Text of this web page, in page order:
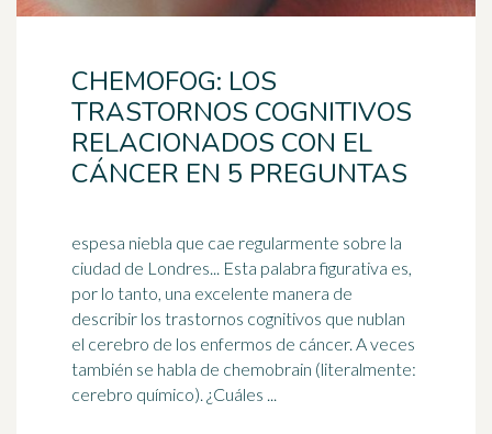
CHEMOFOG: LOS
TRASTORNOS COGNITIVOS
RELACIONADOS CON EL
CÁNCER EN 5 PREGUNTAS
espesa niebla que cae regularmente sobre la
ciudad de Londres... Esta palabra figurativa es,
por lo tanto, una excelente manera de
describir los trastornos cognitivos que nublan
el cerebro de los enfermos de cáncer. A veces
también se habla de chemobrain (literalmente:
cerebro químico). ¿Cuáles ...